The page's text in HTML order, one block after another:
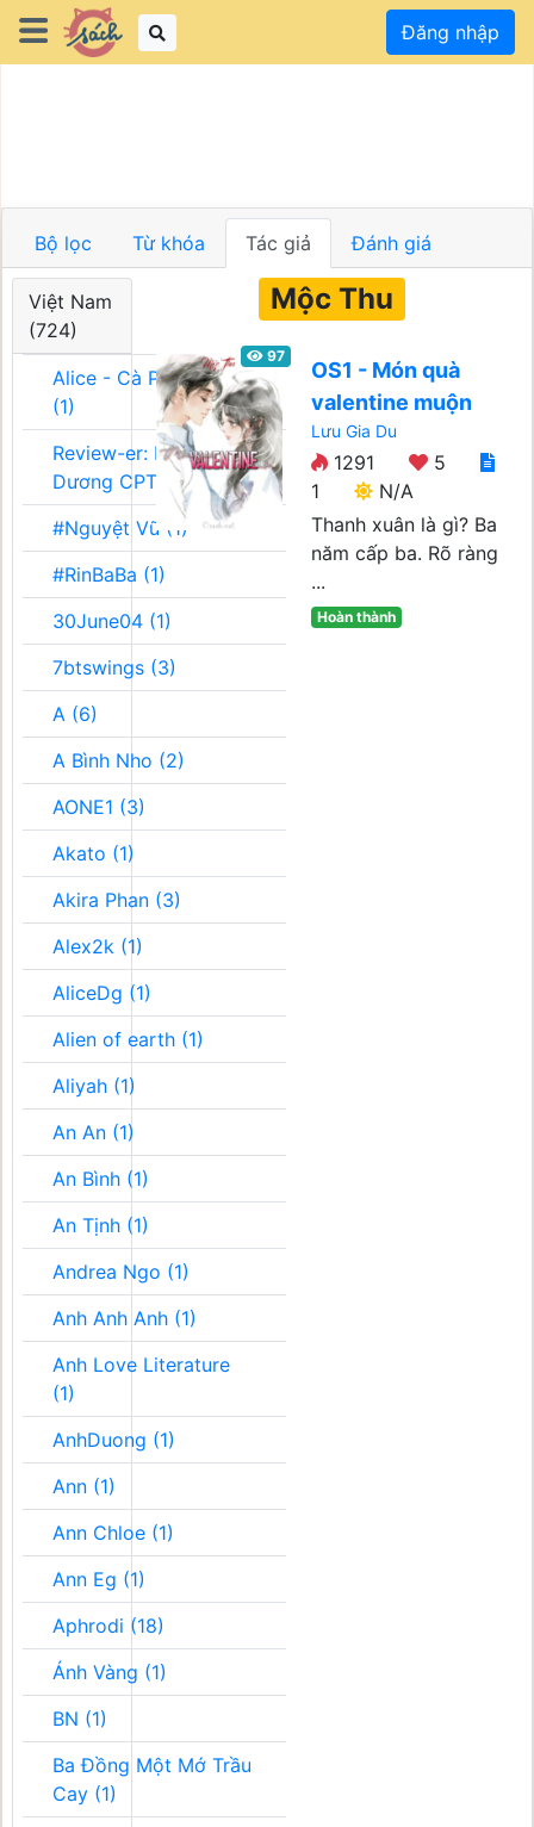
Đăng nhập
Bộ lọc Từ khóa Tác giả Đánh giá
Việt Nam
(724)
Alice - Cà Phê Team
(1)
Review-er: Dương
Dương CPT (1)
#Nguyệt Vũ (1)
#RinBaBa (1)
30June04 (1)
7btswings (3)
A (6)
A Bình Nho (2)
AONE1 (3)
Akato (1)
Akira Phan (3)
Alex2k (1)
AliceDg (1)
Alien of earth (1)
Aliyah (1)
An An (1)
An Bình (1)
An Tịnh (1)
Andrea Ngo (1)
Anh Anh Anh (1)
Anh Love Literature
(1)
AnhDuong (1)
Ann (1)
Ann Chloe (1)
Ann Eg (1)
Aphrodi (18)
Ánh Vàng (1)
BN (1)
Ba Đồng Một Mớ Trầu
Cay (1)
Mộc Thu
97
OS1 - Món quà
valentine muộn
Lưu Gia Du
1291
5
1
N/A
Thanh xuân là gì? Ba
năm cấp ba. Rõ ràng
...
Hoàn thành